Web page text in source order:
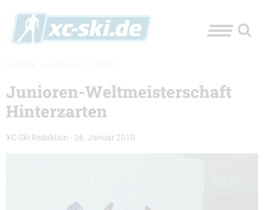
Junioren-Weltmeisterschaft
Hinterzarten
XC-Ski Redaktion - 26. Januar 2010